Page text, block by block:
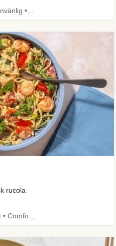
rucola